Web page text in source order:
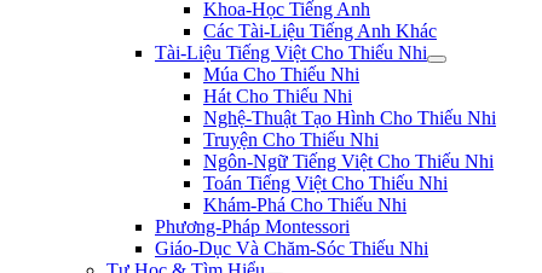
Khoa-Học Tiếng Anh
Các Tài-Liệu Tiếng Anh Khác
Tài-Liệu Tiếng Việt Cho Thiếu Nhi
Múa Cho Thiếu Nhi
Hát Cho Thiếu Nhi
Nghệ-Thuật Tạo Hình Cho Thiếu Nhi
Truyện Cho Thiếu Nhi
Ngôn-Ngữ Tiếng Việt Cho Thiếu Nhi
Toán Tiếng Việt Cho Thiếu Nhi
Khám-Phá Cho Thiếu Nhi
Phương-Pháp Montessori
Giáo-Dục Và Chăm-Sóc Thiếu Nhi